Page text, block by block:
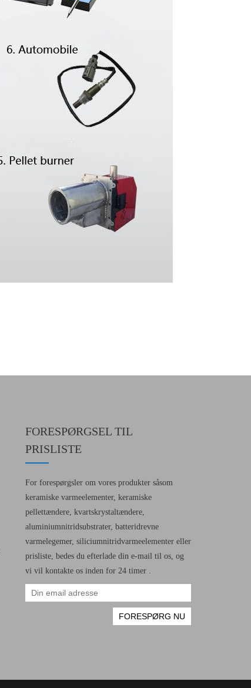
FORESPØRGSEL TIL
PRISLISTE
For forespørgsler om vores produkter såsom
keramiske varmeelementer, keramiske
pellettændere, kvartskrystaltændere,
aluminiumnitridsubstrater, batteridrevne
varmelegemer, siliciumnitridvarmeelementer eller
prisliste, bedes du efterlade din e-mail til os, og
vi vil kontakte os inden for 24 timer .